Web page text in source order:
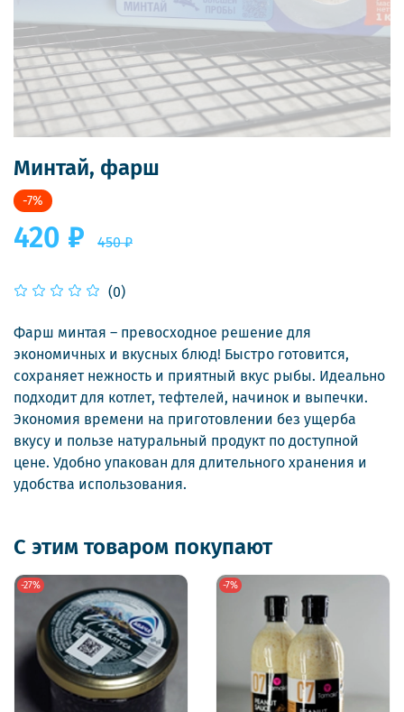
Минтай, фарш
(0)
-7%
420 ₽ 450 ₽
Фарш минтая – превосходное решение для
экономичных и вкусных блюд! Быстро готовится,
сохраняет нежность и приятный вкус рыбы. Идеально
подходит для котлет, тефтелей, начинок и выпечки.
Экономия времени на приготовлении без ущерба
вкусу и пользе натуральный продукт по доступной
цене. Удобно упакован для длительного хранения и
удобства использования.
С этим товаром покупают
-27% -7%